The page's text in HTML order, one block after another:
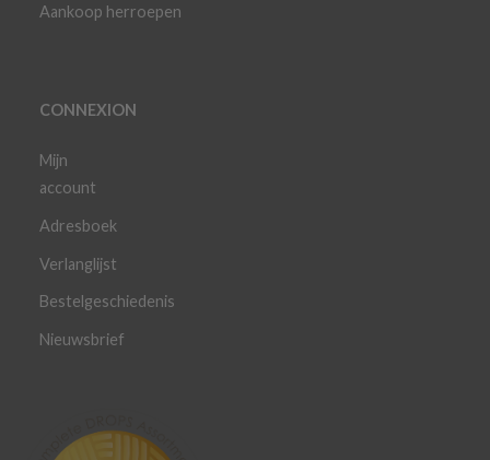
Aankoop herroepen
CONNEXION
Mijn
account
Adresboek
Verlanglijst
Bestelgeschiedenis
Nieuwsbrief